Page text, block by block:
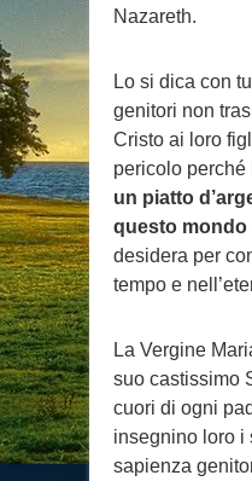
Nazareth.
Lo si dica con
genitori non
Cristo ai loro
pericolo perché
un piatto
questo mondo
desidera per
tempo e
La Vergine
suo castissimo
cuori di ogni
insegnino loro i
sapienza